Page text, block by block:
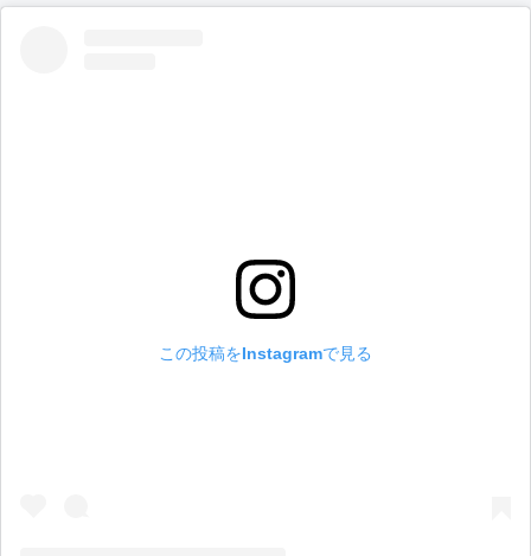
この投稿をInstagramで見る